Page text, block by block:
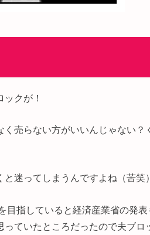
クが！
売らない方がいいんじゃない？
迷ってしまうんですよね（苦笑）
目指していると経済産業省の発
ていたところだったので夫ブロ